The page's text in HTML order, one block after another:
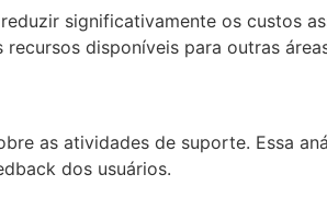
significativamente os custos
disponíveis para outras
as atividades de suporte. Essa
dos usuários.